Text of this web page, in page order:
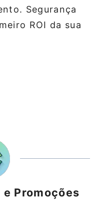
Segurança
ROI da sua
e Promoções